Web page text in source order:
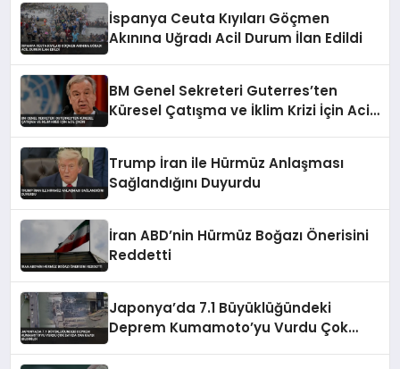
İspanya Ceuta Kıyıları Göçmen
Akınına Uğradı Acil Durum İlan Edildi
BM Genel Sekreteri Guterres’ten
Küresel Çatışma ve İklim Krizi İçin Acil
Trump İran ile Hürmüz Anlaşması
Sağlandığını Duyurdu
İran ABD’nin Hürmüz Boğazı Önerisini
Reddetti
Japonya’da 7.1 Büyüklüğündeki
Deprem Kumamoto’yu Vurdu Çok